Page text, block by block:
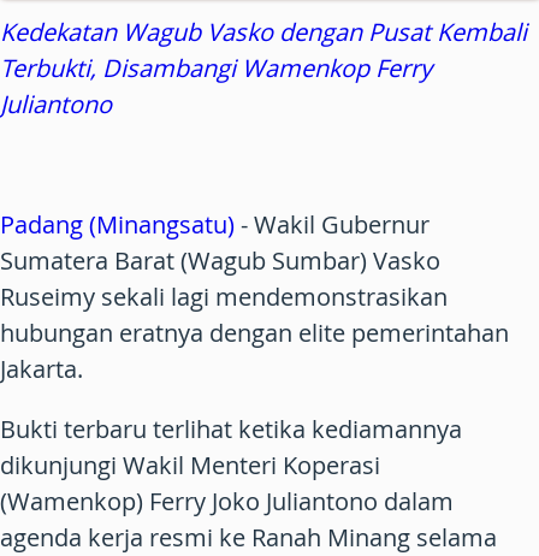
Kedekatan Wagub Vasko dengan Pusat Kembali
Terbukti, Disambangi Wamenkop Ferry
Juliantono
Padang (Minangsatu)- Wakil Gubernur
Sumatera Barat (Wagub Sumbar) Vasko
Ruseimy sekali lagi mendemonstrasikan
hubungan eratnya dengan elite pemerintahan
Jakarta.
Bukti terbaru terlihat ketika kediamannya
dikunjungi Wakil Menteri Koperasi
(Wamenkop) Ferry Joko Juliantono dalam
agenda kerja resmi ke Ranah Minang selama